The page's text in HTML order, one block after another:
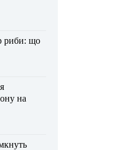
риби: що
на